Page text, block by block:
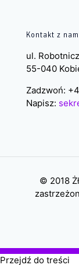
Kontakt z
ul.
55-040
Zadzwoń:
Napisz:
© 2018
Przejdź do treści